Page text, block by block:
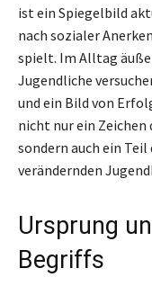
ist ein Spiegelbild
nach sozialer
spielt. Im Alltag
Jugendliche
und ein Bild von
nicht nur ein
sondern auch ein
verändernden
Ursprung
Begriffs